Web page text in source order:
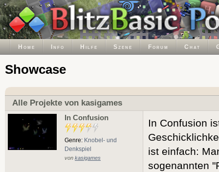
Home Info Hilfe Szene Forum Chat
Showcase
Alle Projekte von kasigames
In Confusion
Genre: Knobel- und
Denkspiel
von kasigames
In Confusion
ist einfach:
sogenannten